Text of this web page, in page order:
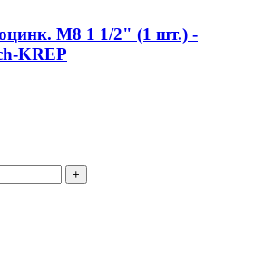
M8 1 1/2" (1 шт.) -
KREP
+